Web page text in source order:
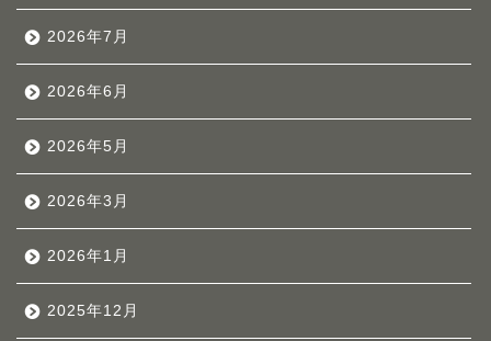
2026年7月
2026年6月
2026年5月
2026年3月
2026年1月
2025年12月